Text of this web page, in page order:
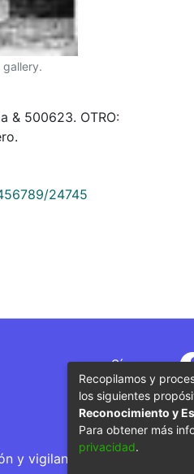
gallery.
& 500623. OTRO:
24745
Síguenos
y vigilancia por parte del
Recopilamos y
los siguientes
Reconocimiento y
Para obtener más
privacidad.